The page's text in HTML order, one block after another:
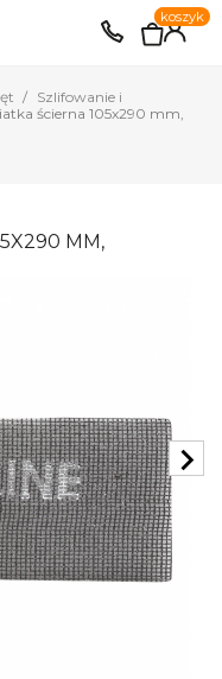
EUR PLN 0
koszyk
Szlifowanie i
ścierna 105x290 mm,
MM,
chevron_right